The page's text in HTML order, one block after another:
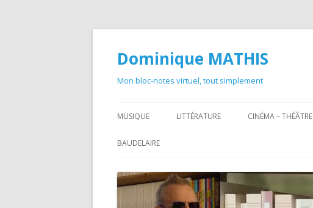
Dominique MATHIS
Mon bloc-notes virtuel, tout simplement
MUSIQUE LITTÉRATURE CINÉMA – THÉÂTRE
BAUDELAIRE